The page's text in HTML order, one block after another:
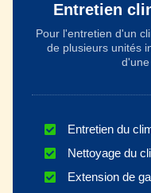
Entretien
Pour l'entretien d'un
de plusieurs unités
Entretien du
Nettoyage du
Extension de